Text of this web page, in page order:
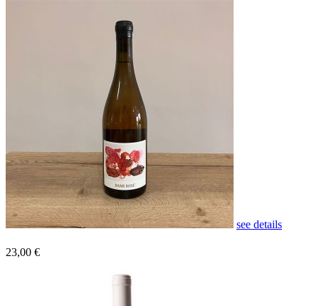
see details
23,00 €